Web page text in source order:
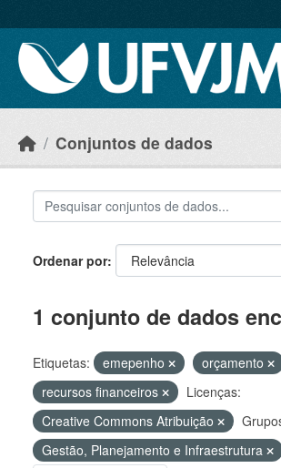
Conjuntos de dados
Ordenar por
1 conjunto de dados
Etiquetas: emepenho
orçamento
recursos financeiros
Licenças:
Creative Commons Atribuição
Gestão, Planejamento e Infraestrutura